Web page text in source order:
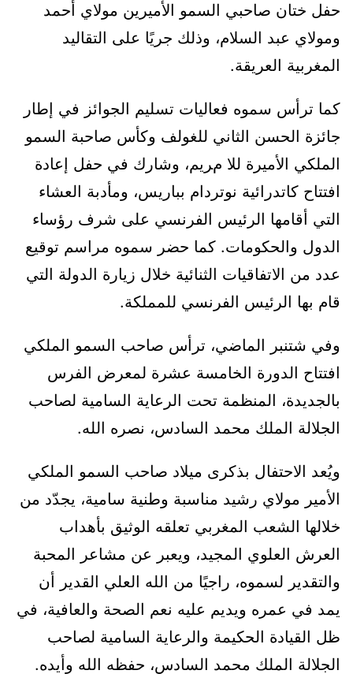
حفل ختان صاحبي السمو الأميرين مولاي أحمد
ومولاي عبد السلام، وذلك جريًا على التقاليد
المغربية العريقة.
كما ترأس سموه فعاليات تسليم الجوائز في إطار
جائزة الحسن الثاني للغولف وكأس صاحبة السمو
الملكي الأميرة للا مريم، وشارك في حفل إعادة
افتتاح كاتدرائية نوتردام بباريس، ومأدبة العشاء
التي أقامها الرئيس الفرنسي على شرف رؤساء
الدول والحكومات. كما حضر سموه مراسم توقيع
عدد من الاتفاقيات الثنائية خلال زيارة الدولة التي
قام بها الرئيس الفرنسي للمملكة.
وفي شتنبر الماضي، ترأس صاحب السمو الملكي
افتتاح الدورة الخامسة عشرة لمعرض الفرس
بالجديدة، المنظمة تحت الرعاية السامية لصاحب
الجلالة الملك محمد السادس، نصره الله.
ويُعد الاحتفال بذكرى ميلاد صاحب السمو الملكي
الأمير مولاي رشيد مناسبة وطنية سامية، يجدّد من
خلالها الشعب المغربي تعلقه الوثيق بأهداب
العرش العلوي المجيد، ويعبر عن مشاعر المحبة
والتقدير لسموه، راجيًا من الله العلي القدير أن
يمد في عمره ويديم عليه نعم الصحة والعافية، في
ظل القيادة الحكيمة والرعاية السامية لصاحب
الجلالة الملك محمد السادس، حفظه الله وأيده.